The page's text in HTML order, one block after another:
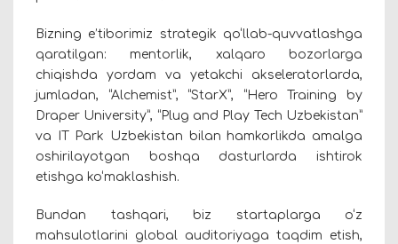
Bizning e’tiborimiz strategik qo‘llab-quvvatlashga
qaratilgan: mentorlik, xalqaro bozorlarga
chiqishda yordam va yetakchi akseleratorlarda,
jumladan, “Alchemist”, “StarX”, “Hero Training by
Draper University”, “Plug and Play Tech Uzbekistan”
va IT Park Uzbekistan bilan hamkorlikda amalga
oshirilayotgan boshqa dasturlarda ishtirok
etishga ko‘maklashish.
Bundan tashqari, biz startaplarga o‘z
mahsulotlarini global auditoriyaga taqdim etish,